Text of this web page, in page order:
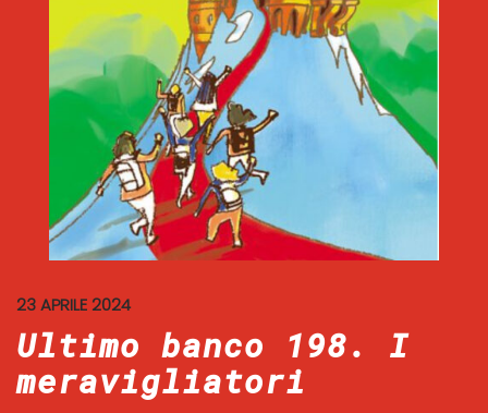
23 APRILE 2024
Ultimo banco 198. I
meravigliatori